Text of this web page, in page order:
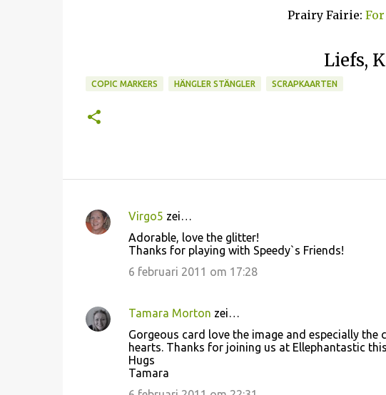
Prairy Fairie:
Liefs,
COPIC MARKERS HÄNGLER STÄNGLER SCRAPKAARTEN
R
i
Virgo5 zei…
Adorable, love the glitter!
Thanks for playing with Speedy`s Friends!
6 februari 2011 om 17:28
Tamara Morton zei…
Gorgeous card love the image and especially
hearts. Thanks for joining us at Ellephantastic
Hugs
Tamara